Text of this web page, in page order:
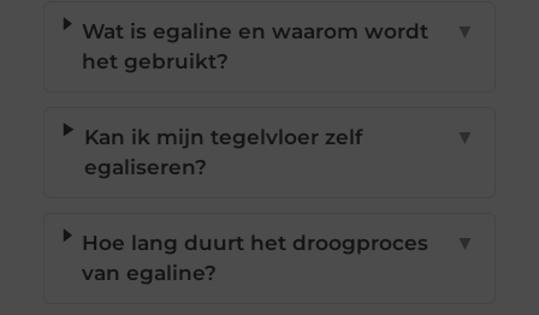
Wat is egaline en waarom wordt
het gebruikt?
▼
Kan ik mijn tegelvloer zelf
egaliseren?
▼
Hoe lang duurt het droogproces
van egaline?
▼